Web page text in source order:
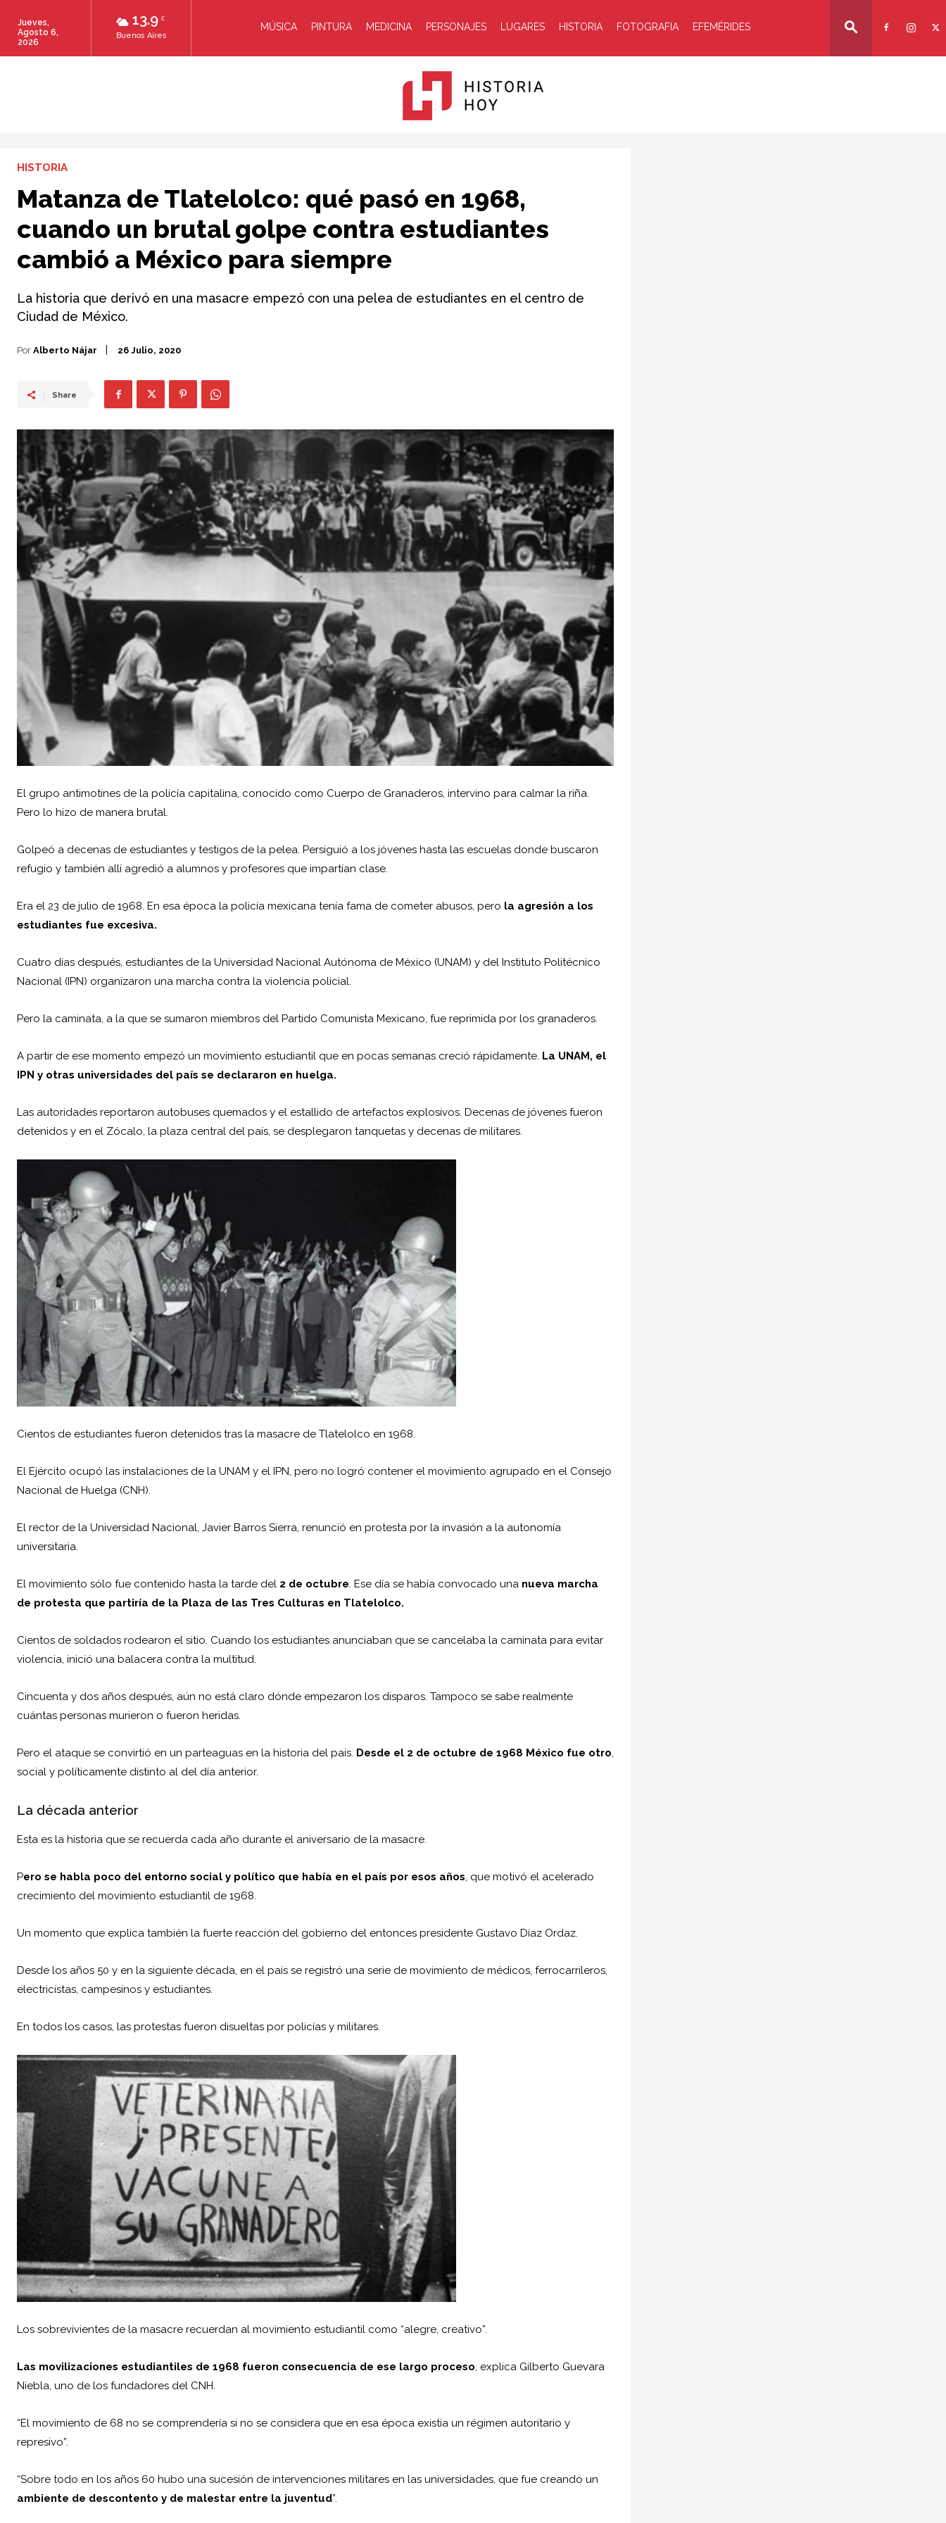
13.9 C
Buenos Aires
Jueves,
Agosto 6,
2026
MÚSICA PINTURA MEDICINA PERSONAJES LUGARES HISTORIA FOTOGRAFIA EFEMÉRIDES
HISTORIA
Matanza de Tlatelolco: qué pasó en 1968,
cuando un brutal golpe contra estudiantes
cambió a México para siempre
La historia que derivó en una masacre empezó con una pelea de estudiantes en el centro de
Ciudad de México.
Por Alberto Nájar 26 Julio, 2020
Share
El grupo antimotines de la policía capitalina, conocido como Cuerpo de Granaderos, intervino para calmar la riña.
Pero lo hizo de manera brutal.
Golpeó a decenas de estudiantes y testigos de la pelea. Persiguió a los jóvenes hasta las escuelas donde buscaron
refugio y también allí agredió a alumnos y profesores que impartían clase.
Era el 23 de julio de 1968. En esa época la policía mexicana tenía fama de cometer abusos, pero la agresión a los
estudiantes fue excesiva.
Cuatro días después, estudiantes de la Universidad Nacional Autónoma de México (UNAM) y del Instituto Politécnico
Nacional (IPN) organizaron una marcha contra la violencia policial.
Pero la caminata, a la que se sumaron miembros del Partido Comunista Mexicano, fue reprimida por los granaderos.
A partir de ese momento empezó un movimiento estudiantil que en pocas semanas creció rápidamente. La UNAM, el
IPN y otras universidades del país se declararon en huelga.
Las autoridades reportaron autobuses quemados y el estallido de artefactos explosivos. Decenas de jóvenes fueron
detenidos y en el Zócalo, la plaza central del país, se desplegaron tanquetas y decenas de militares.
Cientos de estudiantes fueron detenidos tras la masacre de Tlatelolco en 1968.
El Ejército ocupó las instalaciones de la UNAM y el IPN, pero no logró contener el movimiento agrupado en el Consejo
Nacional de Huelga (CNH).
El rector de la Universidad Nacional, Javier Barros Sierra, renunció en protesta por la invasión a la autonomía
universitaria.
El movimiento sólo fue contenido hasta la tarde del 2 de octubre. Ese día se había convocado una nueva marcha
de protesta que partiría de la Plaza de las Tres Culturas en Tlatelolco.
Cientos de soldados rodearon el sitio. Cuando los estudiantes anunciaban que se cancelaba la caminata para evitar
violencia, inició una balacera contra la multitud.
Cincuenta y dos años después, aún no está claro dónde empezaron los disparos. Tampoco se sabe realmente
cuántas personas murieron o fueron heridas.
Pero el ataque se convirtió en un parteaguas en la historia del país. Desde el 2 de octubre de 1968 México fue otro,
social y políticamente distinto al del día anterior.
La década anterior
Esta es la historia que se recuerda cada año durante el aniversario de la masacre.
Pero se habla poco del entorno social y político que había en el país por esos años, que motivó el acelerado
crecimiento del movimiento estudiantil de 1968.
Un momento que explica también la fuerte reacción del gobierno del entonces presidente Gustavo Díaz Ordaz.
Desde los años 50 y en la siguiente década, en el país se registró una serie de movimiento de médicos, ferrocarrileros,
electricistas, campesinos y estudiantes.
En todos los casos, las protestas fueron disueltas por policías y militares.
Los sobrevivientes de la masacre recuerdan al movimiento estudiantil como “alegre, creativo”.
Las movilizaciones estudiantiles de 1968 fueron consecuencia de ese largo proceso, explica Gilberto Guevara
Niebla, uno de los fundadores del CNH.
“El movimiento de 68 no se comprendería si no se considera que en esa época existía un régimen autoritario y
represivo”.
“Sobre todo en los años 60 hubo una sucesión de intervenciones militares en las universidades, que fue creando un
ambiente de descontento y de malestar entre la juventud”.